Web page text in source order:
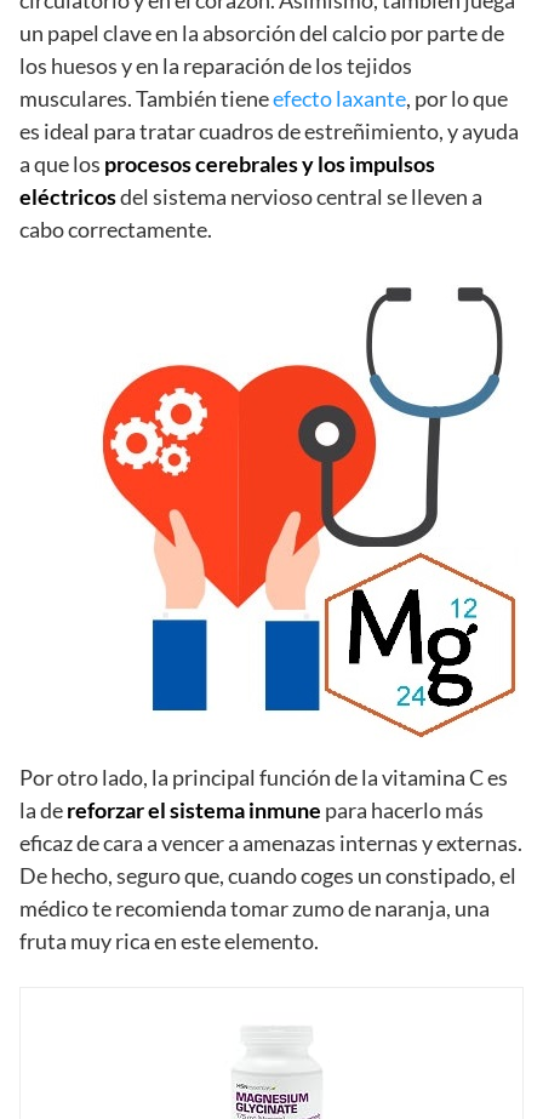
un papel clave en la absorción del calcio por parte de
los huesos y en la reparación de los tejidos
musculares. También tieneefecto laxante, por lo que
es ideal para tratar cuadros de estreñimiento, y ayuda
a que los procesos cerebrales y los impulsos
eléctricosdel sistema nervioso central se lleven a
cabo correctamente.
Por otro lado, la principal función de la vitamina C es
la dereforzar el sistema inmune para hacerlo más
eficaz de cara a vencer a amenazas internas y externas.
De hecho, seguro que, cuando coges un constipado, el
médico te recomienda tomar zumo de naranja, una
fruta muy rica en este elemento.